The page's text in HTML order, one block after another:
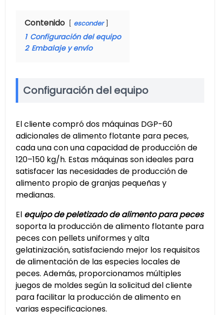
Contenido esconder
1 Configuración del equipo
2 Embalaje y envío
Configuración del equipo
El cliente compró dos máquinas DGP-60
adicionales de alimento flotante para peces,
cada una con una capacidad de producción de
120–150 kg/h. Estas máquinas son ideales para
satisfacer las necesidades de producción de
alimento propio de granjas pequeñas y
medianas.
El equipo de peletizado de alimento para peces
soporta la producción de alimento flotante para
peces con pellets uniformes y alta
gelatinización, satisfaciendo mejor los requisitos
de alimentación de las especies locales de
peces. Además, proporcionamos múltiples
juegos de moldes según la solicitud del cliente
para facilitar la producción de alimento en
varias especificaciones.